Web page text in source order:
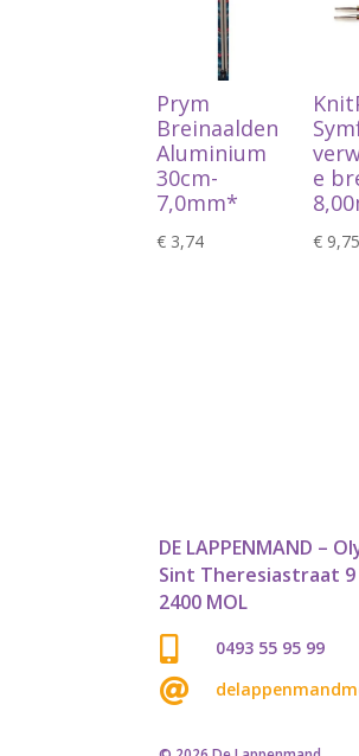
Prym
Breinaalden
Aluminium
30cm-
7,0mm*
€ 3,74
e
€ 9,75
DE LAPPENMAND –
Sint Theresiastraat 9
2400 MOL
 0493 55 95 99
